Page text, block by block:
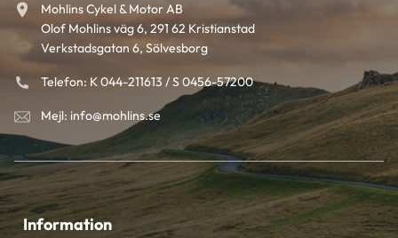
Mohlins Cykel & Motor AB
Olof Mohlins väg 6, 291 62 Kristianstad
Verkstadsgatan 6, Sölvesborg
Telefon: K 044-211613 / S 0456-57200
Mejl: info@mohlins.se
Information